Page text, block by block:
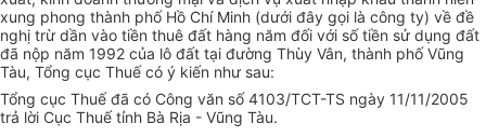
xung phong thành phố Hồ Chí Minh (dưới đây gọi là công ty) về đề
nghị trừ dần vào tiền thuê đất hàng năm đối với số tiền sử dụng đất
đã nộp năm 1992 của lô đất tại đường Thùy Vân, thành phố Vũng
Tàu, Tổng cục Thuế có ý kiến như sau:
Tổng cục Thuế đã có Công văn số 4103/TCT-TS ngày 11/11/2005
trả lời Cục Thuế tỉnh Bà Rịa - Vũng Tàu.